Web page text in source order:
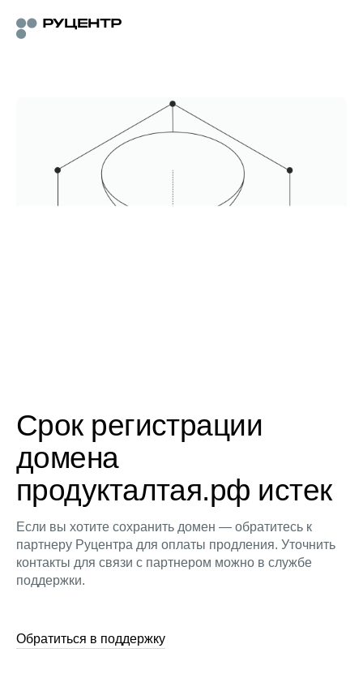
Срок регистрации
домена
продукталтая.рф истек
Если вы хотите сохранить домен — обратитесь к
партнеру Руцентра для оплаты продления. Уточнить
контакты для связи с партнером можно в службе
поддержки.
Обратиться в поддержку